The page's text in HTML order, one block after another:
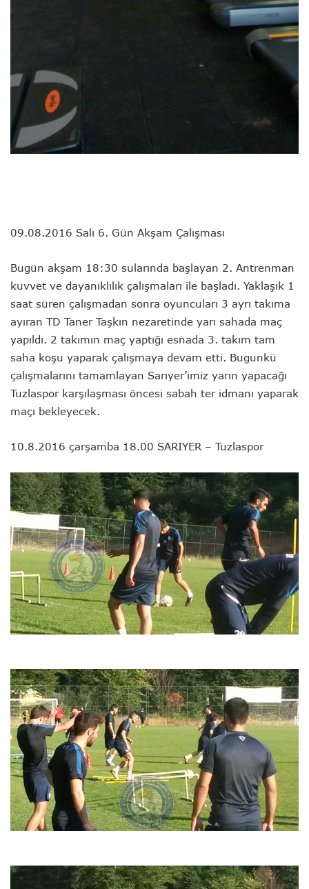
09.08.2016 Salı 6. Gün Akşam Çalışması
Bugün akşam 18:30 sularında başlayan 2. Antrenman
kuvvet ve dayanıklılık çalışmaları ile başladı. Yaklaşık 1
saat süren çalışmadan sonra oyuncuları 3 ayrı takıma
ayıran TD Taner Taşkın nezaretinde yarı sahada maç
yapıldı. 2 takımın maç yaptığı esnada 3. takım tam
saha koşu yaparak çalışmaya devam etti. Bugunkü
çalışmalarını tamamlayan Sarıyer’imiz yarın yapacağı
Tuzlaspor karşılaşması öncesi sabah ter idmanı yaparak
maçı bekleyecek.
10.8.2016 çarşamba 18.00 SARIYER – Tuzlaspor